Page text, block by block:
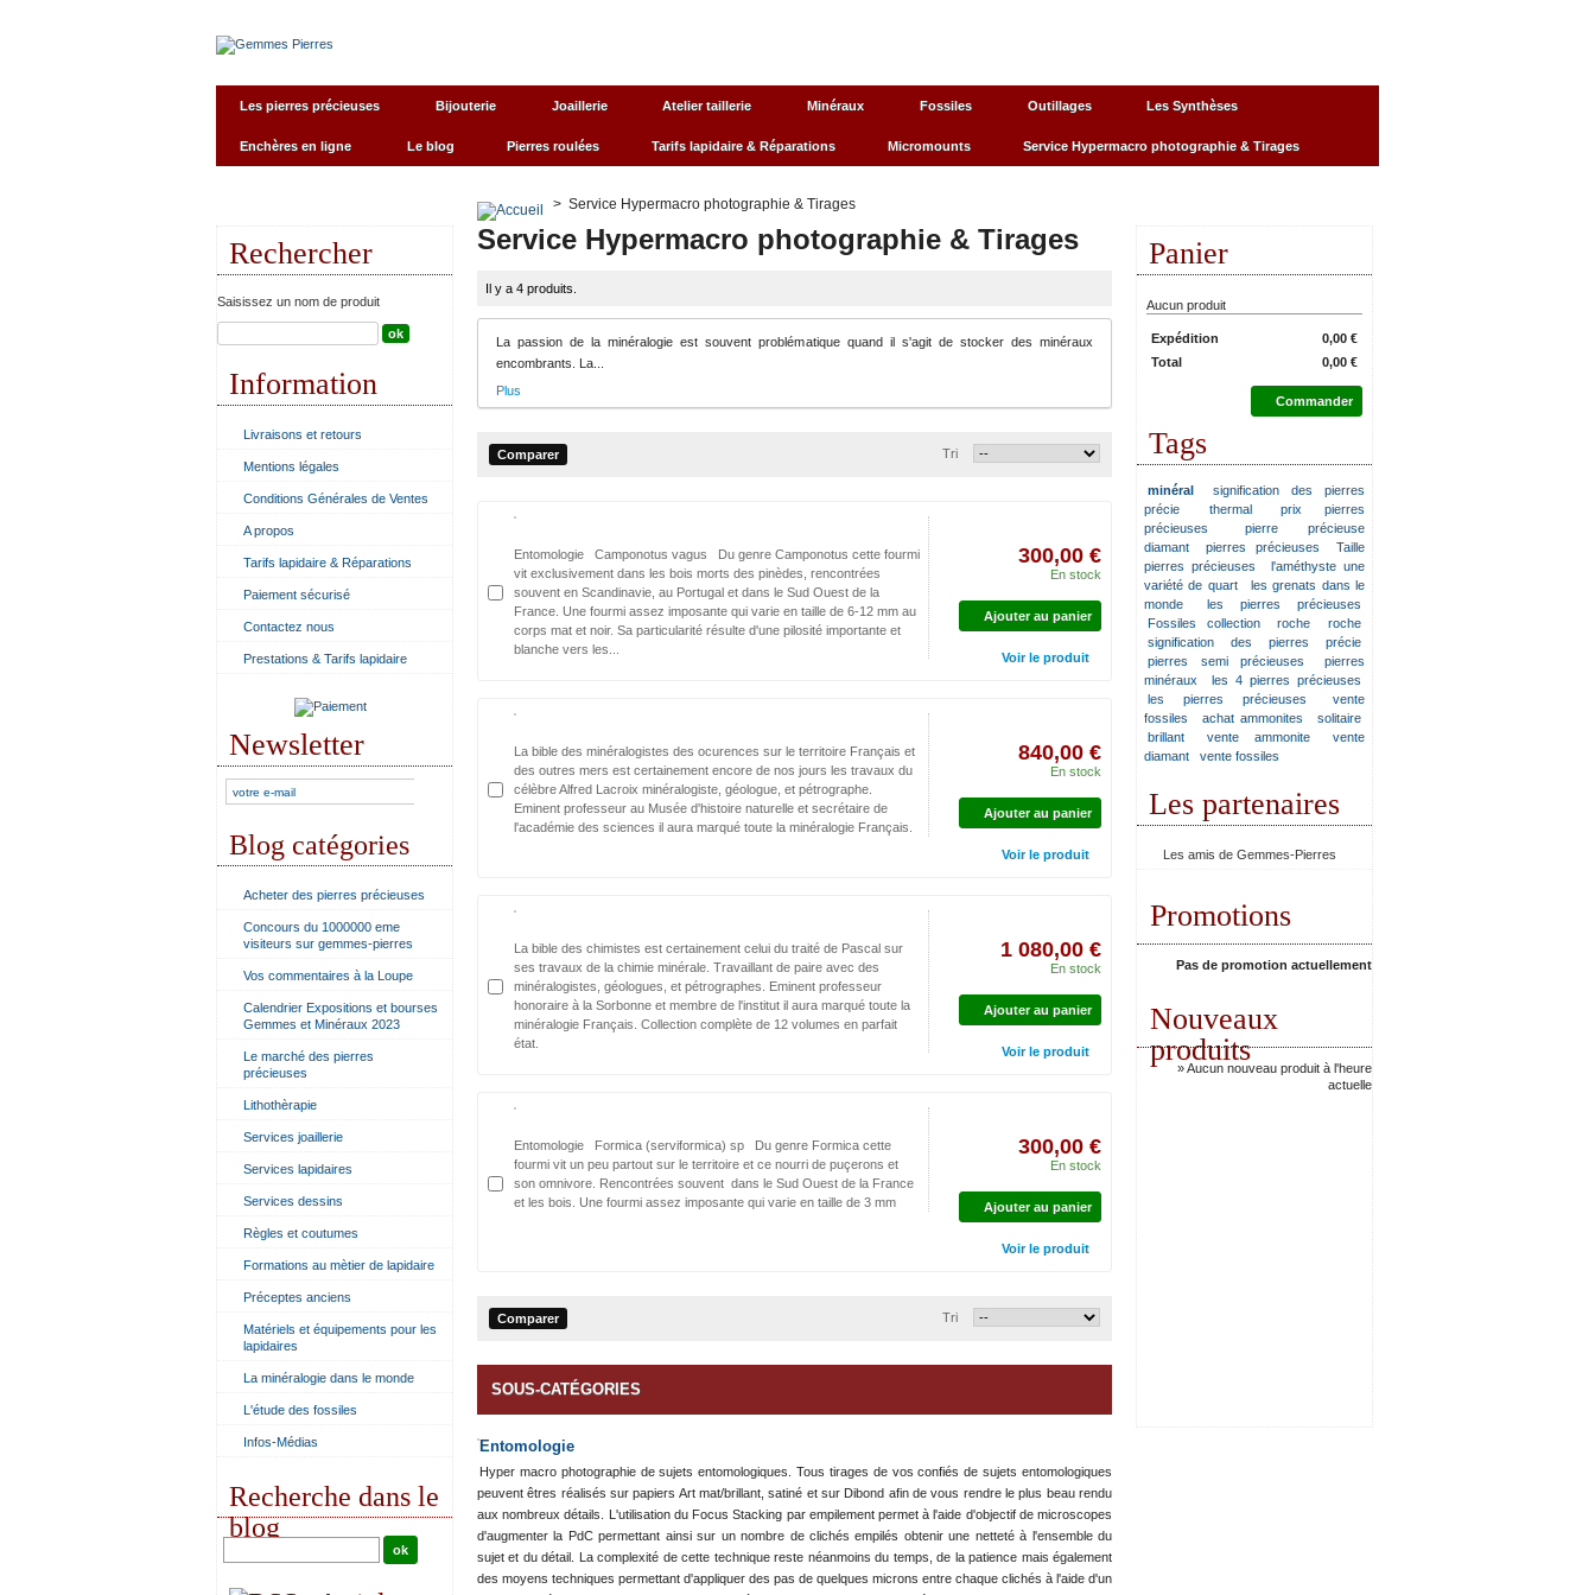
Les pierres précieuses Bijouterie Joaillerie Atelier taillerie Minéraux Fossiles Outillages Les Synthèses
Enchères en ligne Le blog Pierres roulées Tarifs lapidaire & Réparations Micromounts Service Hypermacro photographie & Tirages
Rechercher
Saisissez un nom de produit
Information
Livraisons et retours
Mentions légales
Conditions Générales de Ventes
A propos
Tarifs lapidaire & Réparations
Paiement sécurisé
Contactez nous
Prestations & Tarifs lapidaire
Newsletter
Blog catégories
Acheter des pierres précieuses
Concours du 1000000 eme
visiteurs sur gemmes-pierres
Vos commentaires à la Loupe
Calendrier Expositions et bourses
Gemmes et Minéraux 2023
Le marché des pierres
précieuses
Lithothèrapie
Services joaillerie
Services lapidaires
Services dessins
Règles et coutumes
Formations au mètier de lapidaire
Préceptes anciens
Matériels et équipements pour les
lapidaires
La minéralogie dans le monde
L'étude des fossiles
Infos-Médias
Recherche dans le
blog
> Service Hypermacro photographie & Tirages
Service Hypermacro photographie & Tirages
Il y a 4 produits.
La passion de la minéralogie est souvent problématique quand il s'agit de stocker des minéraux
encombrants. La...
Plus
Tri
Entomologie Camponotus vagus Du genre Camponotus cette fourmi
vit exclusivement dans les bois morts des pinèdes, rencontrées
souvent en Scandinavie, au Portugal et dans le Sud Ouest de la
France. Une fourmi assez imposante qui varie en taille de 6-12 mm au
corps mat et noir. Sa particularité résulte d'une pilosité importante et
blanche vers les...
300,00 €
En stock
Ajouter au panier
Voir le produit
La bible des minéralogistes des ocurences sur le territoire Français et
des outres mers est certainement encore de nos jours les travaux du
célèbre Alfred Lacroix minéralogiste, géologue, et pétrographe.
Eminent professeur au Musée d'histoire naturelle et secrétaire de
l'académie des sciences il aura marqué toute la minéralogie Français.
840,00 €
En stock
Ajouter au panier
Voir le produit
La bible des chimistes est certainement celui du traité de Pascal sur
ses travaux de la chimie minérale. Travaillant de paire avec des
minéralogistes, géologues, et pétrographes. Eminent professeur
honoraire à la Sorbonne et membre de l'institut il aura marqué toute la
minéralogie Français. Collection complète de 12 volumes en parfait
état.
1 080,00 €
En stock
Ajouter au panier
Voir le produit
Entomologie Formica (serviformica) sp Du genre Formica cette
fourmi vit un peu partout sur le territoire et ce nourri de puçerons et
son omnivore. Rencontrées souvent dans le Sud Ouest de la France
et les bois. Une fourmi assez imposante qui varie en taille de 3 mm
300,00 €
En stock
Ajouter au panier
Voir le produit
Tri
SOUS-CATÉGORIES
Entomologie
Hyper macro photographie de sujets entomologiques. Tous tirages de vos confiés de sujets entomologiques
peuvent êtres réalisés sur papiers Art mat/brillant, satiné et sur Dibond afin de vous rendre le plus beau rendu
aux nombreux détails. L'utilisation du Focus Stacking par empilement permet à l'aide d'objectif de microscopes
d'augmenter la PdC permettant ainsi sur un nombre de clichés empilés obtenir une netteté à l'ensemble du
sujet et du détail. La complexité de cette technique reste néanmoins du temps, de la patience mais également
des moyens techniques permettant d'appliquer des pas de quelques microns entre chaque clichés à l'aide d'un
Panier
Aucun produit
0,00 €
Expédition
0,00 €
Total
Commander
Tags
minéral
signification des pierres
précie
thermal
prix pierres
précieuses
pierre précieuse
diamant
pierres précieuses
Taille
pierres précieuses
l'améthyste une
variété de quart
les grenats dans le
monde
les pierres précieuses
Fossiles collection
roche
roche
signification des pierres précie
pierres semi précieuses
pierres
minéraux
les 4 pierres précieuses
les pierres précieuses
vente
fossiles
achat ammonites
solitaire
brillant
vente ammonite
vente
diamant
vente fossiles
Les partenaires
Les amis de Gemmes-Pierres
Promotions
Pas de promotion actuellement
Nouveaux
produits
» Aucun nouveau produit à l'heure
actuelle